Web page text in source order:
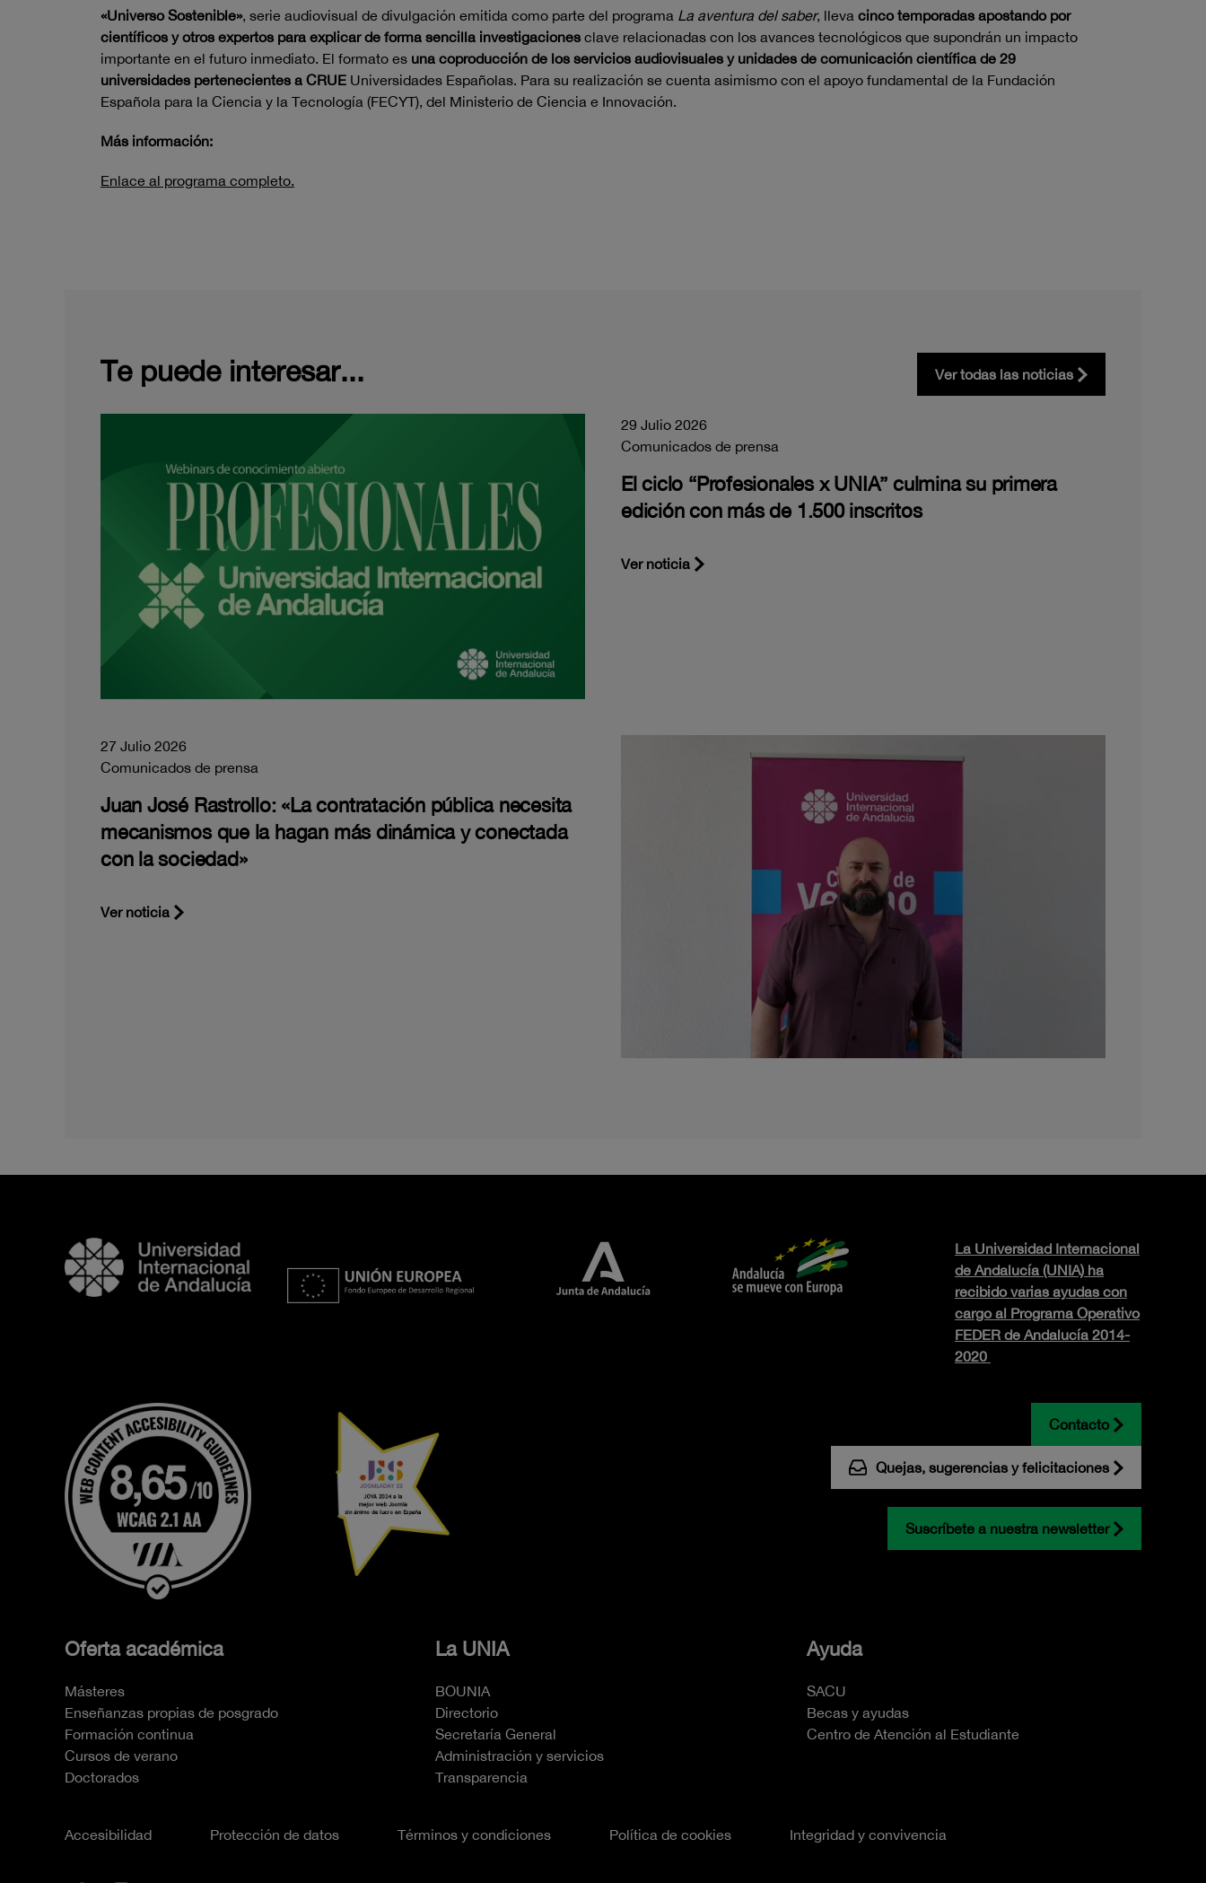
«Universo Sostenible», serie audiovisual de divulgación emitida como parte del programa La aventura del saber, lleva cinco temporadas apostando por
científicos y otros expertos para explicar de forma sencilla investigaciones clave relacionadas con los avances tecnológicos que supondrán un impacto
importante en el futuro inmediato. El formato es una coproducción de los servicios audiovisuales y unidades de comunicación científica de 29
universidades pertenecientes a CRUE Universidades Españolas. Para su realización se cuenta asimismo con el apoyo fundamental de la Fundación
Española para la Ciencia y la Tecnología (FECYT), del Ministerio de Ciencia e Innovación.
Más información:
Enlace al programa completo.
Te puede interesar... Ver todas las noticias
29 Julio 2026
Comunicados de prensa
El ciclo “Profesionales x UNIA” culmina su primera
edición con más de 1.500 inscritos
Ver noticia
27 Julio 2026
Comunicados de prensa
Juan José Rastrollo: «La contratación pública necesita
mecanismos que la hagan más dinámica y conectada
con la sociedad»
Ver noticia
La Universidad Internacional
de Andalucía (UNIA) ha
recibido varias ayudas con
cargo al Programa Operativo
FEDER de Andalucía 2014-
2020
Contacto
Quejas, sugerencias y felicitaciones
Suscríbete a nuestra newsletter
Oferta académica
Másteres
Enseñanzas propias de posgrado
Formación continua
Cursos de verano
Doctorados
La UNIA
BOUNIA
Directorio
Secretaría General
Administración y servicios
Transparencia
Ayuda
SACU
Becas y ayudas
Centro de Atención al Estudiante
Accesibilidad Protección de datos Términos y condiciones Política de cookies Integridad y convivencia